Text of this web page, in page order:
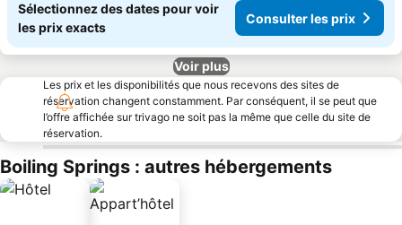
Sélectionnez des dates pour voir
les prix exacts
Consulter les prix
Voir plus
Les prix et les disponibilités que nous recevons des sites de
réservation changent constamment. Par conséquent, il se peut que
l’offre affichée sur trivago ne soit pas la même que celle du site de
réservation.
Boiling Springs : autres hébergements